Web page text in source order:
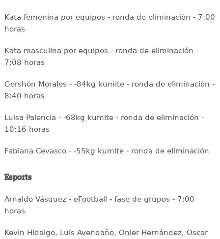
Kata femenina por equipos - ronda de eliminación - 7:00
horas
Kata masculina por equipos - ronda de eliminación -
7:08 horas
Gershón Morales - -84kg kumite - ronda de eliminación -
8:40 horas
Luisa Palencia - -68kg kumite - ronda de eliminación -
10:16 horas
Fabiana Cevasco - -55kg kumite - ronda de eliminación
Esports
Arnaldo Vásquez - eFootball - fase de grupos - 7:00
horas
Kevin Hidalgo, Luis Avendaño, Onier Hernández, Oscar